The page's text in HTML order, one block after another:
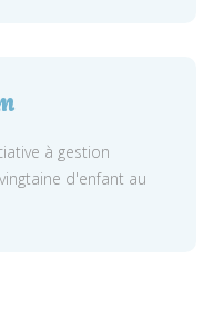
à gestion
d'enfant au